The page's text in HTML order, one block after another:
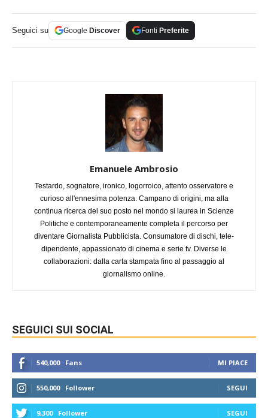
Seguici su Google Discover Fonti Preferite
Emanuele Ambrosio
Testardo, sognatore, ironico, logorroico, attento osservatore e
curioso all'ennesima potenza. Campano di origini, ma alla
continua ricerca del suo posto nel mondo si laurea in Scienze
Politiche e contemporaneamente completa il percorso per
diventare Giornalista Pubblicista. Consumatore di dischi, tele-
dipendente, appassionato di cinema e serie tv. Diverse le
collaborazioni: dalla carta stampata fino al passaggio al
giornalismo online.
SEGUICI SUI SOCIAL
540,000 Fans MI PIACE
550,000 Follower SEGUI
9,300 Follower SEGUI